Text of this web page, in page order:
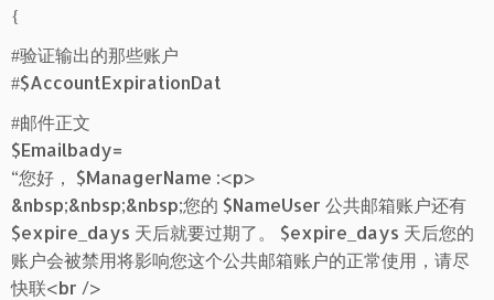
{
#验证输出的那些账户
#$AccountExpirationDat
#邮件正文
$Emailbady=
“您好， $ManagerName :<p>
&nbsp;&nbsp;&nbsp;您的 $NameUser 公共邮箱账户还有
$expire_days 天后就要过期了。 $expire_days 天后您的
账户会被禁用将影响您这个公共邮箱账户的正常使用，请尽
快联<br />